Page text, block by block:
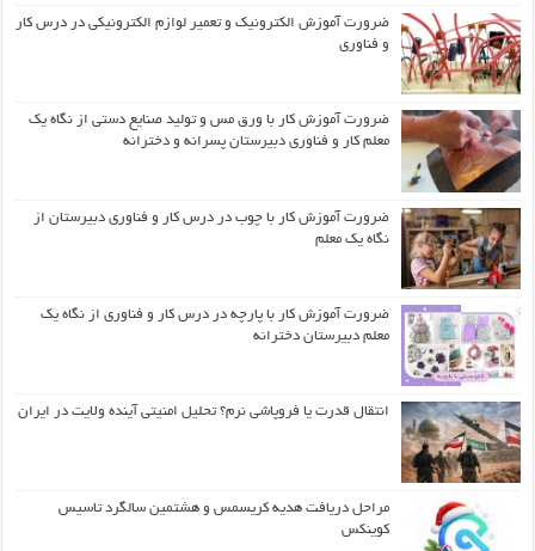
ضرورت آموزش الکترونیک و تعمیر لوازم الکترونیکی در درس کار
و فناوری
ضرورت آموزش کار با ورق مس و تولید صنایع دستی از نگاه یک
معلم کار و فناوری دبیرستان پسرانه و دخترانه
ضرورت آموزش کار با چوب در درس کار و فناوری دبیرستان از
نگاه یک معلم
ضرورت آموزش کار با پارچه در درس کار و فناوری از نگاه یک
معلم دبیرستان دخترانه
انتقال قدرت یا فروپاشی نرم؟ تحلیل امنیتی آینده ولایت در ایران
مراحل دریافت هدیه کریسمس و هشتمین سالگرد تاسیس
کوینکس